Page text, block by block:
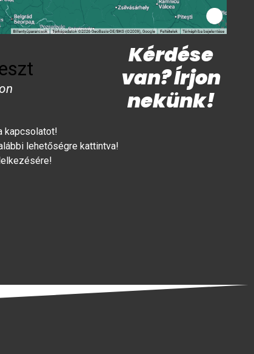
Kérdése
van? Írjon
nekünk!
kapcsolatot!
lehetőségre kattintva!